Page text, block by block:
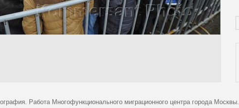
Работа Многофункционального миграционного центра города Москвы.